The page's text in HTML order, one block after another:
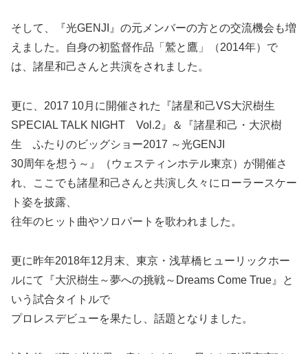
そして、『光GENJI』の元メンバーの方との交流機会も増
えました。自身の初監督作品「鷲と鷹」（2014年）で
は、諸星和己さんと共演をされました。
更に、2017 10月に開催された『諸星和己VS大沢樹生
SPECIAL TALK NIGHT Vol.2』＆『諸星和己・大沢樹
生 ふたりのビッグショー2017 ～光GENJI
30周年を想う～』（ウェスティンホテル東京）が開催さ
れ、ここでも諸星和己さんと共演し久々にローラースケー
ト姿を披露、
往年のヒット曲やソロパートを歌われました。
更に昨年2018年12月末、東京・浅草橋ヒューリックホー
ルにて『大沢樹生～夢への挑戦～Dreams Come True』と
いう試合タイトルで
プロレスデビューを果たし、話題となりました。